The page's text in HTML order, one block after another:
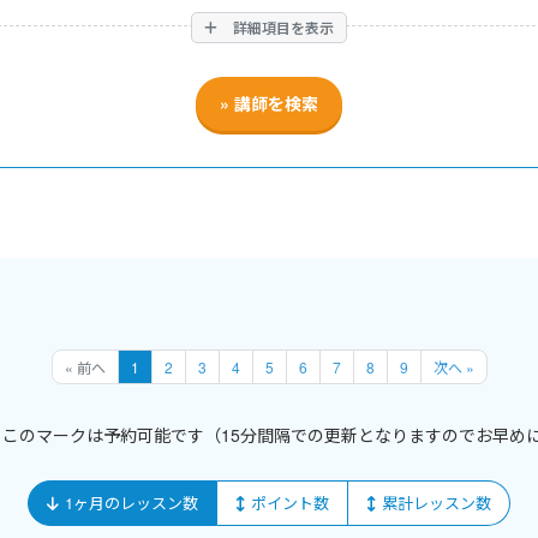
詳細項目を表示
« 前へ 1 2 3 4 5 6 7 8 9 次へ »
のマークは予約可能です （15分間隔での更新となりますのでお早め
1ヶ月のレッスン数 ポイント数 累計レッスン数